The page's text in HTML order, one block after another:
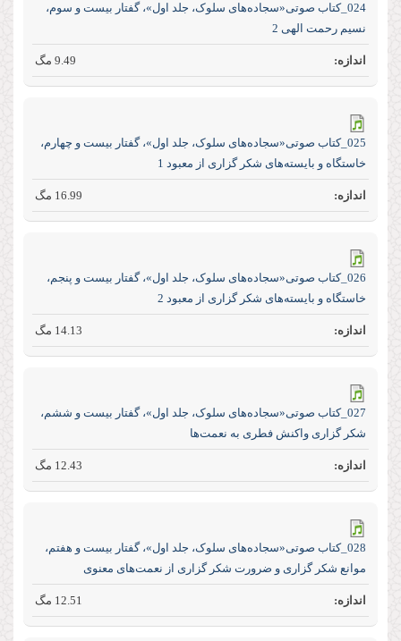
024_کتاب صوتی«سجاده‌های سلوک، جلد اول»، گفتار بیست و سوم،
نسیم رحمت الهی 2
9.49 مگ
025_کتاب صوتی«سجاده‌های سلوک، جلد اول»، گفتار بیست و چهارم،
خاستگاه و بایسته‌های شکر گزاری از معبود 1
16.99 مگ
026_کتاب صوتی«سجاده‌های سلوک، جلد اول»، گفتار بیست و پنجم،
خاستگاه و بایسته‌های شکر گزاری از معبود 2
14.13 مگ
027_کتاب صوتی«سجاده‌های سلوک، جلد اول»، گفتار بیست و ششم،
شکر گزاری واکنش فطری به نعمت‌ها
12.43 مگ
028_کتاب صوتی«سجاده‌های سلوک، جلد اول»، گفتار بیست و هفتم،
موانع شکر گزاری و ضرورت شکر گزاری از نعمت‌های معنوی
12.51 مگ